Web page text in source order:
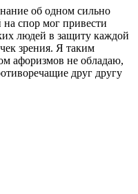
об одном сильно
спор мог привести
людей в защиту каждой
зрения. Я таким
афоризмов не обладаю,
друг другу